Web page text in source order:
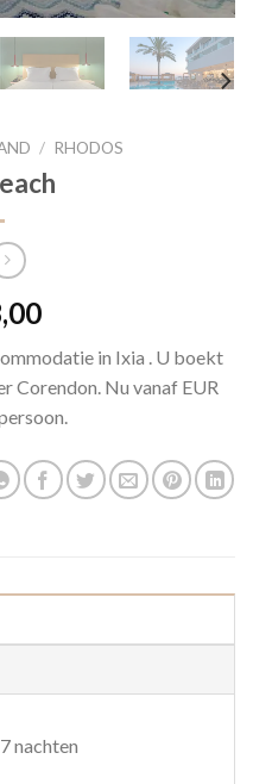
/ RHODOS
in Ixia . U boekt
Corendon. Nu vanaf EUR
nachten